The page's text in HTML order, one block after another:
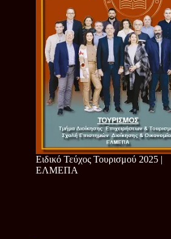
Ειδικό Τεύχος Τουρισμού 2025 |
ΕΛΜΕΠΑ